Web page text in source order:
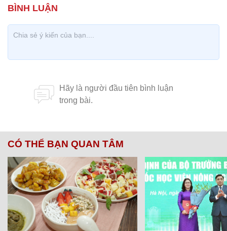
CÓ THỂ BẠN QUAN TÂM